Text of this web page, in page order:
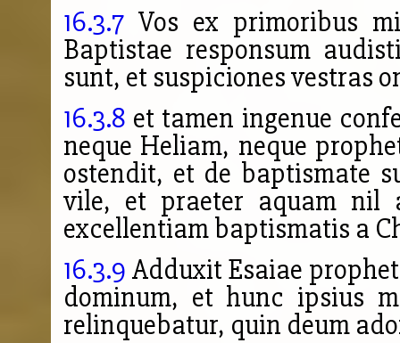
16.3.7Vos ex primoribus
Baptistae responsum
sunt, et suspiciones vestras
16.3.8 et tamen ingenue
neque Heliam, neque
ostendit, et de baptismate
vile, et praeter aquam nil
excellentiam baptismatis a
16.3.9 Adduxit Esaiae
dominum, et hunc ipsius
relinquebatur, quin deum